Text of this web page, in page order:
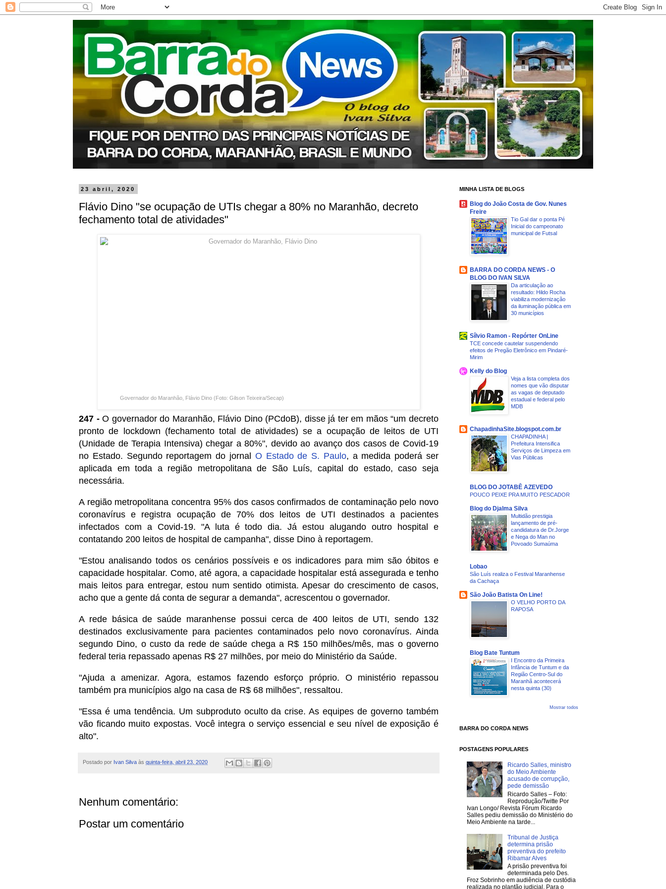
23 abril, 2020
Flávio Dino "se ocupação de UTIs chegar a 80% no Maranhão, decreto
fechamento total de atividades"
Governador do Maranhão, Flávio Dino (Foto: Gilson Teixeira/Secap)
247 -O governador do Maranhão, Flávio Dino (PCdoB), disse já ter em mãos “um decreto
pronto de lockdown (fechamento total de atividades) se a ocupação de leitos de UTI
(Unidade de Terapia Intensiva) chegar a 80%", devido ao avanço dos casos de Covid-19
no Estado. Segundo reportagem do jornal O Estado de S. Paulo, a medida poderá ser
aplicada em toda a região metropolitana de São Luís, capital do estado, caso seja
necessária.
A região metropolitana concentra 95% dos casos confirmados de contaminação pelo novo
coronavírus e registra ocupação de 70% dos leitos de UTI destinados a pacientes
infectados com a Covid-19. "A luta é todo dia. Já estou alugando outro hospital e
contatando 200 leitos de hospital de campanha", disse Dino à reportagem.
"Estou analisando todos os cenários possíveis e os indicadores para mim são óbitos e
capacidade hospitalar. Como, até agora, a capacidade hospitalar está assegurada e tenho
mais leitos para entregar, estou num sentido otimista. Apesar do crescimento de casos,
acho que a gente dá conta de segurar a demanda", acrescentou o governador.
A rede básica de saúde maranhense possui cerca de 400 leitos de UTI, sendo 132
destinados exclusivamente para pacientes contaminados pelo novo coronavírus. Ainda
segundo Dino, o custo da rede de saúde chega a R$ 150 milhões/mês, mas o governo
federal teria repassado apenas R$ 27 milhões, por meio do Ministério da Saúde.
"Ajuda a amenizar. Agora, estamos fazendo esforço próprio. O ministério repassou
também pra municípios algo na casa de R$ 68 milhões", ressaltou.
"Essa é uma tendência. Um subproduto oculto da crise. As equipes de governo também
vão ficando muito expostas. Você integra o serviço essencial e seu nível de exposição é
alto".
Postado por Ivan Silva às quinta-feira, abril 23, 2020
Nenhum comentário:
Postar um comentário
MINHA LISTA DE BLOGS
Blog do João Costa de Gov. Nunes
Freire
Tio Gal dar o ponta Pé
Inicial do campeonato
municipal de Futsal
BARRA DO CORDA NEWS - O
BLOG DO IVAN SILVA
Da articulação ao
resultado: Hildo Rocha
viabiliza modernização
da iluminação pública em
30 municípios
Sílvio Ramon - Repórter OnLine
TCE concede cautelar suspendendo
efeitos de Pregão Eletrônico em Pindaré-
Mirim
Kelly do Blog
Veja a lista completa dos
nomes que vão disputar
as vagas de deputado
estadual e federal pelo
MDB
ChapadinhaSite.blogspot.com.br
CHAPADINHA |
Prefeitura Intensifica
Serviços de Limpeza em
Vias Públicas
BLOG DO JOTABÊ AZEVEDO
POUCO PEIXE PRA MUITO PESCADOR
Blog do Djalma Silva
Multidão prestigia
lançamento de pré-
candidatura de Dr.Jorge
e Nega do Man no
Povoado Sumaúma
Lobao
São Luís realiza o Festival Maranhense
da Cachaça
São João Batista On Line!
O VELHO PORTO DA
RAPOSA
Blog Bate Tuntum
I Encontro da Primeira
Infância de Tuntum e da
Região Centro-Sul do
Maranhã acontecerá
nesta quinta (30)
Mostrar todos
BARRA DO CORDA NEWS
POSTAGENS POPULARES
Ricardo Salles, ministro
do Meio Ambiente
acusado de corrupção,
pede demissão
Ricardo Salles – Foto:
Reprodução/Twitte Por
Ivan Longo/ Revista Fórum Ricardo
Salles pediu demissão do Ministério do
Meio Ambiente na tarde...
Tribunal de Justiça
determina prisão
preventiva do prefeito
Ribamar Alves
A prisão preventiva foi
determinada pelo Des.
Froz Sobrinho em audiência de custódia
realizada no plantão judicial. Para o